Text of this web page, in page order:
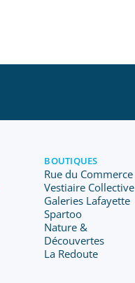
BOUTIQUES
Rue du Commerce
Vestiaire Collective
Galeries Lafayette
Spartoo
Nature &
Découvertes
La Redoute